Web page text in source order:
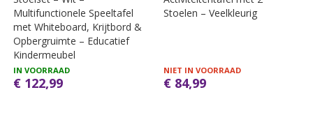
Multifunctionele Speeltafel
met Whiteboard, Krijtbord &
Opbergruimte – Educatief
Kindermeubel
IN VOORRAAD
€ 122,99
Stoelen – Veelkleurig
NIET IN VOORRAAD
€ 84,99